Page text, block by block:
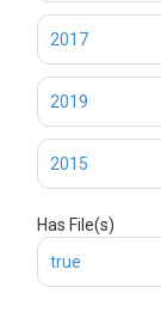
2017
2019
2015
Has File(s)
true